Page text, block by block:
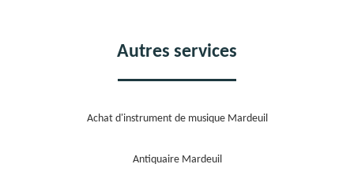
Autres services
Achat d'instrument de musique Mardeuil
Antiquaire Mardeuil